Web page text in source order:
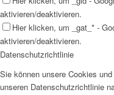
aktivieren/deaktivieren.
Hier klicken, um _gat_* -
aktivieren/deaktivieren.
Datenschutzrichtlinie
Sie können unsere Cookies
unseren Datenschutzrichtlinie